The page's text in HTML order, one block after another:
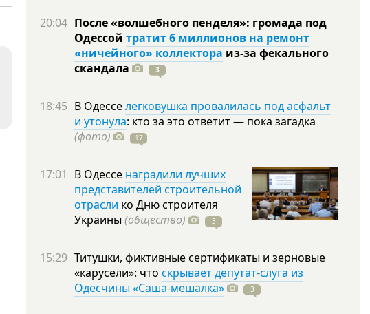
20:04 После «волшебного пенделя»: громада под
Одессой тратит 6 миллионов на ремонт
«ничейного» коллектора из-за фекального
скандала
3
18:45 В Одесселегковушка провалилась под асфальт
и утонула: кто за это ответит — пока загадка
(фото)
17
17:01 В Одессе наградили лучших
представителей строительной
отрасли ко Дню строителя
Украины (общество) 3
15:29 Титушки, фиктивные сертификаты и зерновые
«карусели»: что скрывает депутат-слуга из
Одесчины «Саша-мешалка»
3